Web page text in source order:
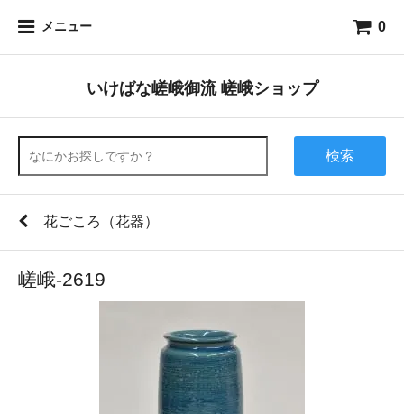
メニュー 0
いけばな嵯峨御流 嵯峨ショップ
検索
花ごころ（花器）
嵯峨-2619